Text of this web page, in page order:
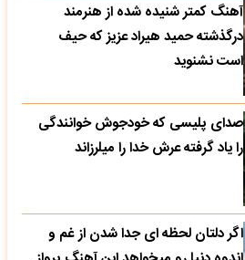
آهنگ کمتر شنیده شده از هنرمند
درگذشته حمید هیراد عزیز که حیف
است نشنوید
صدای پلیسی که خودجوش خوانندگی
را یاد گرفته عرش خدا را میلرزاند
اگر دلتان لحظه ای جدا شدن از غم و